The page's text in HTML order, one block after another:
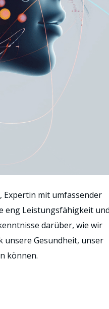
Expertin mit umfassender
eng Leistungsfähigkeit und
darüber, wie wir
unsere Gesundheit, unser
können.